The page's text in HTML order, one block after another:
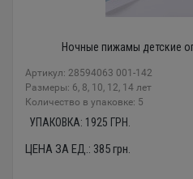
Ночные пижамы детские
Артикул: 28594063 001-142
Размеры: 6, 8, 10, 12, 14 лет
Количество в упаковке: 5
УПАКОВКА: 1925 ГРН.
ЦЕНА ЗА ЕД.: 385грн.